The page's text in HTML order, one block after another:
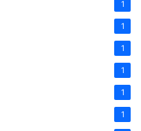
1
1
1
1
1
1